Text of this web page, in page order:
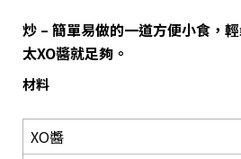
炒 – 簡單易做的一道方便小食，
太XO醬就足夠。
材料
XO醬